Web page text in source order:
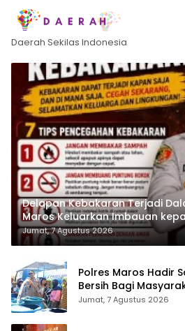
Daerah Sekilas Indonesia
Delapan Kebakaran Terjadi
Maros Keluarkan Imbauan
Jumat, 7 Agustus 2026
Polres Maros Hadir
Bersih Bagi
Air Bersih Di Maros
Jumat, 7 Agustus 2026